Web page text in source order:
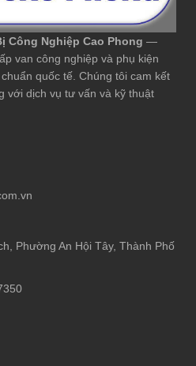
Công Nghiệp Cao Phong —
van công nghiệp và phụ kiện
quốc tế. Chúng tôi cam kết
với dịch vụ tư vấn và kỹ thuật
Phường An Hội Tây, Thành Phố